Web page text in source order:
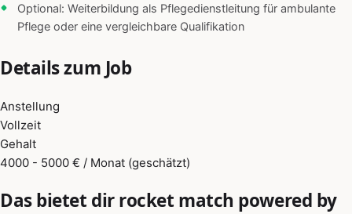
Optional: Weiterbildung als Pflegedienstleitung für ambulante
Pflege oder eine vergleichbare Qualifikation
Details zum Job
Anstellung
Vollzeit
Gehalt
4000 - 5000 € / Monat (geschätzt)
Das bietet dir rocket match powered by